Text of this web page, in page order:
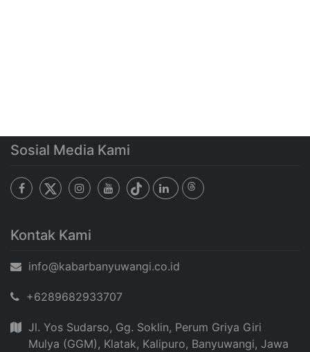
Sosial Media Kami
Kontak Kami
info@kabarbanyuwangi.co.id
+6289682933707
Jl. Yos Sudarso, Gg. Soklin, Perum Griya Giri
Mulya (GGM), Klatak, Kalipuro, Banyuwangi, Jawa